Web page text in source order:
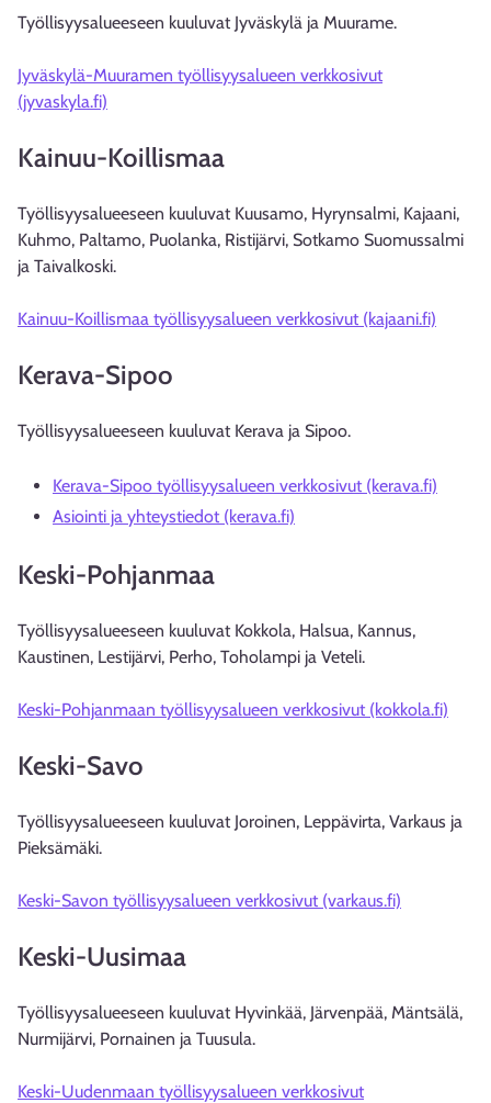
Työllisyysalueeseen kuuluvat Jyväskylä ja Muurame.
Jyväskylä-Muuramen työllisyysalueen verkkosivut
(jyvaskyla.fi)
Kainuu-Koillismaa
Työllisyysalueeseen kuuluvat Kuusamo, Hyrynsalmi, Kajaani,
Kuhmo, Paltamo, Puolanka, Ristijärvi, Sotkamo Suomussalmi
ja Taivalkoski.
Kainuu-Koillismaa työllisyysalueen verkkosivut (kajaani.fi)
Kerava-Sipoo
Työllisyysalueeseen kuuluvat Kerava ja Sipoo.
Kerava-Sipoo työllisyysalueen verkkosivut (kerava.fi)
Asiointi ja yhteystiedot (kerava.fi)
Keski-Pohjanmaa
Työllisyysalueeseen kuuluvat Kokkola, Halsua, Kannus,
Kaustinen, Lestijärvi, Perho, Toholampi ja Veteli.
Keski-Pohjanmaan työllisyysalueen verkkosivut (kokkola.fi)
Keski-Savo
Työllisyysalueeseen kuuluvat Joroinen, Leppävirta, Varkaus ja
Pieksämäki.
Keski-Savon työllisyysalueen verkkosivut (varkaus.fi)
Keski-Uusimaa
Työllisyysalueeseen kuuluvat Hyvinkää, Järvenpää, Mäntsälä,
Nurmijärvi, Pornainen ja Tuusula.
Keski-Uudenmaan työllisyysalueen verkkosivut